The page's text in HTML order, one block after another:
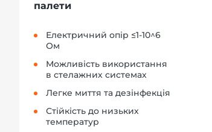
палети
Електричний опір ≤1-10^6
Ом
Можливість використання
в стелажних системах
Легке миття та дезінфекція
Стійкість до низьких
температур